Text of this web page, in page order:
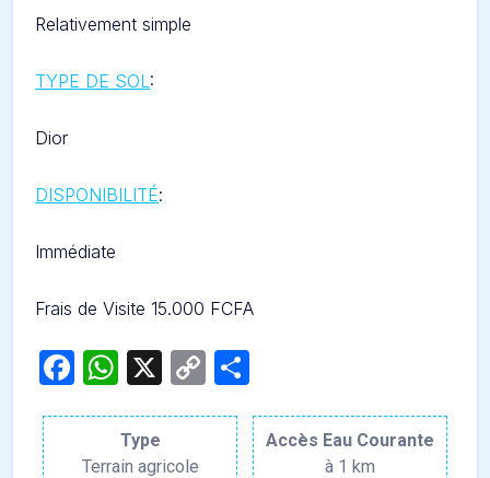
Relativement simple
TYPE DE SOL :
Dior
DISPONIBILITÉ:
Immédiate
Frais de Visite 15.000 FCFA
Facebook
WhatsApp
X
Copy
Type
Terrain agricole
Accès Eau Courante
à 1 km